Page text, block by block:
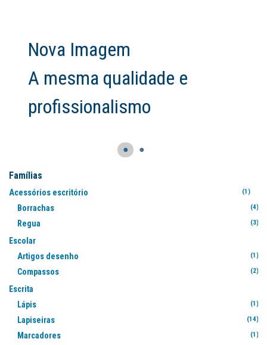
Nova Imagem
A mesma qualidade e
profissionalismo
● ●
Famílias
Acessórios escritório (1)
Borrachas (4)
Regua (3)
Escolar
Artigos desenho
(1)
Compassos (2)
Escrita
Lápis
(1)
Lapiseiras (14)
Marcadores (1)